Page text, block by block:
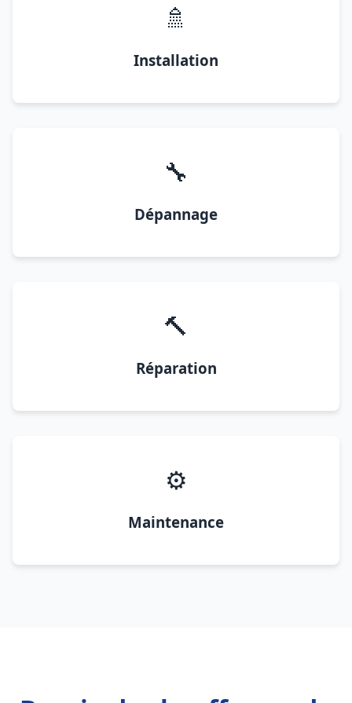
🚿
Installation
🔧
Dépannage
🔨
Réparation
⚙️
Maintenance